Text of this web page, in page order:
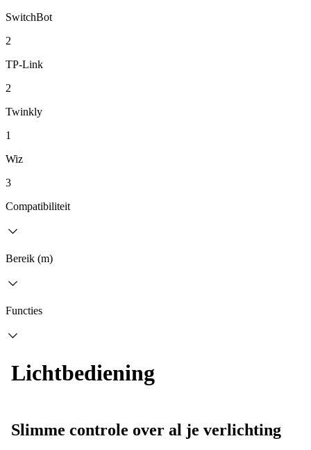
SwitchBot
2
TP-Link
2
Twinkly
1
Wiz
3
Compatibiliteit
Bereik (m)
Functies
Lichtbediening
Slimme controle over al je verlichting